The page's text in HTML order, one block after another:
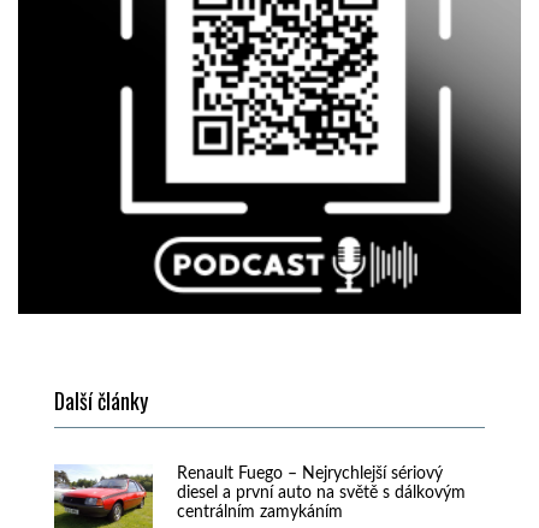
Další články
Renault Fuego – Nejrychlejší sériový
diesel a první auto na světě s dálkovým
centrálním zamykáním